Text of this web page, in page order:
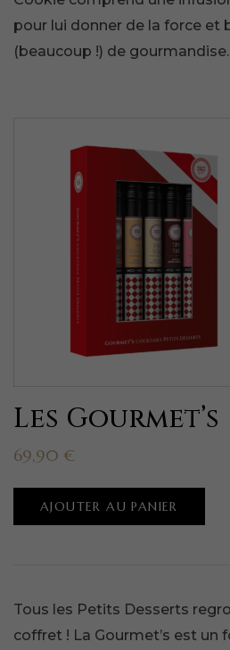
pour lui donner de la force et
(beaucoup !) de
Les Gourmet’s
69,90 €
AJOUTER AU PANIER
Tous les Petits Desserts
coffret ! La Gourmet’s est un